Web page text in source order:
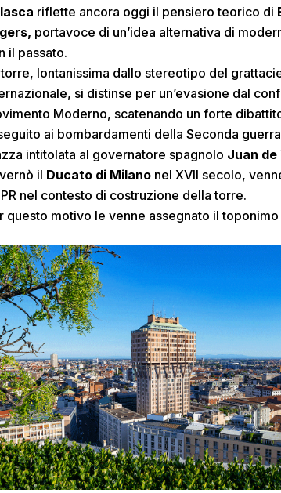
riflette ancora oggi il pensiero teorico di
portavoce di un’idea alternativa di
il passato.
lontanissima dallo stereotipo del
si distinse per un’evasione dal
Moderno, scatenando un forte
ai bombardamenti della Seconda
intitolata al governatore spagnolo Juan de
il Ducato di Milano nel XVII secolo,
nel contesto di costruzione della torre.
questo motivo le venne assegnato il toponimo